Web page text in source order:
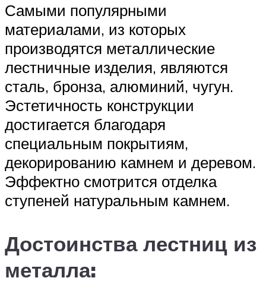
Самыми популярными
материалами, из которых
производятся металлические
лестничные изделия, являются
сталь, бронза, алюминий, чугун.
Эстетичность конструкции
достигается благодаря
специальным покрытиям,
декорированию камнем и деревом.
Эффектно смотрится отделка
ступеней натуральным камнем.
Достоинства лестниц из
металла: